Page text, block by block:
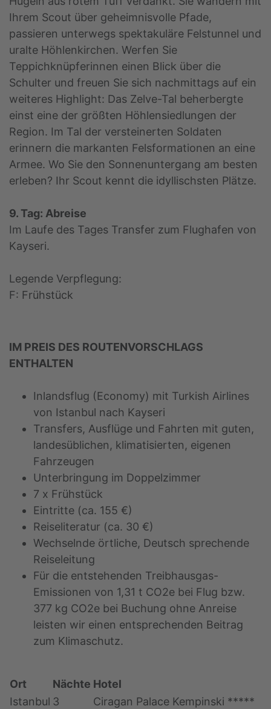
Ihrem Scout über geheimnisvolle Pfade,
passieren unterwegs spektakuläre Felstunnel und
uralte Höhlenkirchen. Werfen Sie
Teppichknüpferinnen einen Blick über die
Schulter und freuen Sie sich nachmittags auf ein
weiteres Highlight: Das Zelve-Tal beherbergte
einst eine der größten Höhlensiedlungen der
Region. Im Tal der versteinerten Soldaten
erinnern die markanten Felsformationen an eine
Armee. Wo Sie den Sonnenuntergang am besten
erleben? Ihr Scout kennt die idyllischsten Plätze.
9. Tag: Abreise
Im Laufe des Tages Transfer zum Flughafen von
Kayseri.
Legende Verpflegung:
F: Frühstück
IM PREIS DES ROUTENVORSCHLAGS
ENTHALTEN
Inlandsflug (Economy) mit Turkish Airlines
von Istanbul nach Kayseri
Transfers, Ausflüge und Fahrten mit guten,
landesüblichen, klimatisierten, eigenen
Fahrzeugen
Unterbringung im Doppelzimmer
7 x Frühstück
Eintritte (ca. 155 €)
Reiseliteratur (ca. 30 €)
Wechselnde örtliche, Deutsch sprechende
Reiseleitung
Für die entstehenden Treibhausgas-
Emissionen von 1,31 t CO2e bei Flug bzw.
377 kg CO2e bei Buchung ohne Anreise
leisten wir einen entsprechenden Beitrag
zum Klimaschutz.
Ort Nächte Hotel
Istanbul 3
Ciragan Palace Kempinski *****